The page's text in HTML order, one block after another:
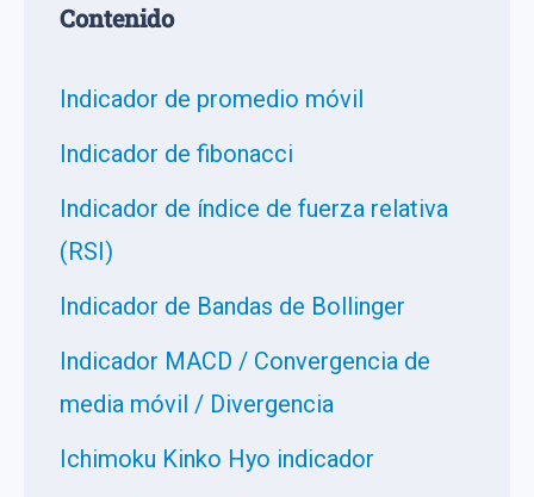
Сontenido
Indicador de promedio móvil
Indicador de fibonacci
Indicador de índice de fuerza relativa
(RSI)
Indicador de Bandas de Bollinger
Indicador MACD / Convergencia de
media móvil / Divergencia
Ichimoku Kinko Hyo indicador